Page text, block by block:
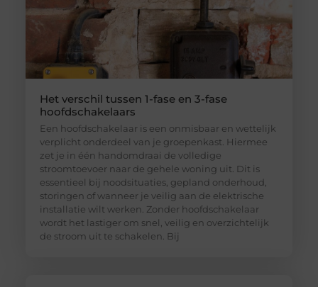
Het verschil tussen 1-fase en 3-fase
hoofdschakelaars
Een hoofdschakelaar is een onmisbaar en wettelijk
verplicht onderdeel van je groepenkast. Hiermee
zet je in één handomdraai de volledige
stroomtoevoer naar de gehele woning uit. Dit is
essentieel bij noodsituaties, gepland onderhoud,
storingen of wanneer je veilig aan de elektrische
installatie wilt werken. Zonder hoofdschakelaar
wordt het lastiger om snel, veilig en overzichtelijk
de stroom uit te schakelen. Bij